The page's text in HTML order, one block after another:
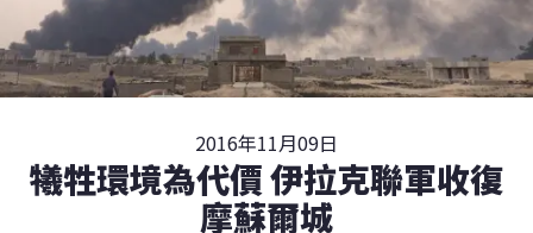
2016年11月09日
犧牲環境為代價 伊拉克聯軍收復
摩蘇爾城